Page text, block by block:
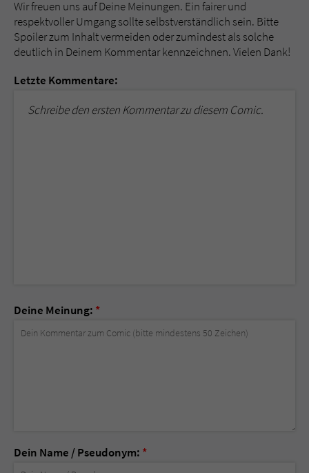
Wir freuen uns auf Deine Meinungen. Ein fairer und
respektvoller Umgang sollte selbstverständlich sein. Bitte
Spoiler zum Inhalt vermeiden oder zumindest als solche
deutlich in Deinem Kommentar kennzeichnen. Vielen Dank!
Letzte Kommentare:
Schreibe den ersten Kommentar zu diesem Comic.
Deine Meinung: *
Dein Name / Pseudonym: *